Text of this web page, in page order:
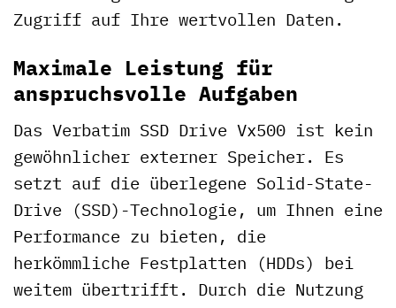
Zugriff auf Ihre wertvollen Daten.
Maximale Leistung für
anspruchsvolle Aufgaben
Das Verbatim SSD Drive Vx500 ist kein
gewöhnlicher externer Speicher. Es
setzt auf die überlegene Solid-State-
Drive (SSD)-Technologie, um Ihnen eine
Performance zu bieten, die
herkömmliche Festplatten (HDDs) bei
weitem übertrifft. Durch die Nutzung